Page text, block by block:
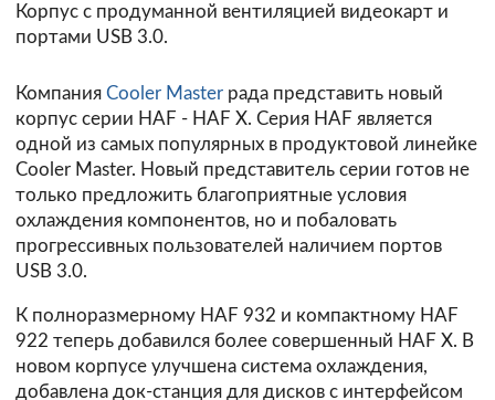
Корпус с продуманной вентиляцией видеокарт и
портами USB 3.0.
Компания Cooler Master рада представить новый
корпус серии HAF - HAF X. Cерия HAF является
одной из самых популярных в продуктовой линейке
Cooler Master. Новый представитель серии готов не
только предложить благоприятные условия
охлаждения компонентов, но и побаловать
прогрессивных пользователей наличием портов
USB 3.0.
К полноразмерному HAF 932 и компактному HAF
922 теперь добавился более совершенный HAF Х. В
новом корпусе улучшена система охлаждения,
добавлена док-станция для дисков с интерфейсом